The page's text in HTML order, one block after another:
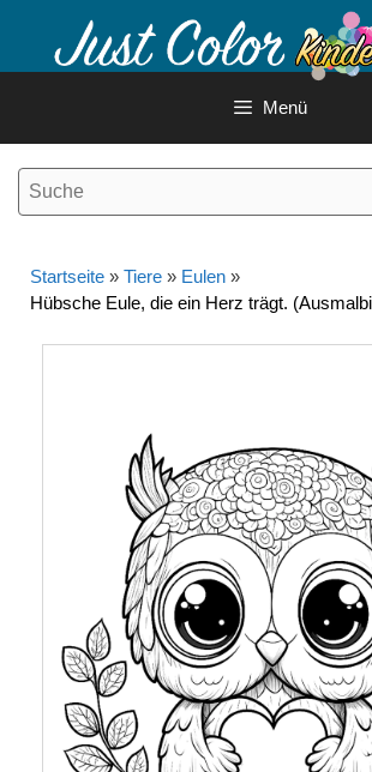
Inhalt
Menü
Startseite » Tiere » Eulen »
Hübsche Eule, die ein Herz trägt.